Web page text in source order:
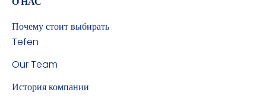
Почему стоит выбирать
Tefen
Our Team
История компании